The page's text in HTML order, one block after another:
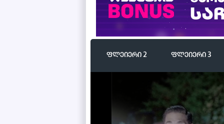
დეტექტივი
მიუზიკლი
რუსული სერიალები
ფლეიერი 2 ფლეიერი 3
Volume